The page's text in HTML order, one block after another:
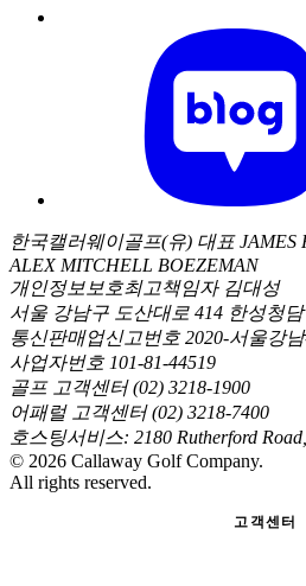
한국캘러웨이골프(유) 대표 JAMES
ALEX MITCHELL BOEZEMAN
개인정보보호최고책임자 김대성
서울 강남구 도산대로 414 한성청
통신판매업신고번호 2020-서울강
사업자번호 101-81-44519
골프 고객센터 (02) 3218-1900
어패럴 고객센터 (02) 3218-7400
호스팅서비스: 2180 Rutherford
© 2026 Callaway Golf Company.
All rights reserved.
고객센터